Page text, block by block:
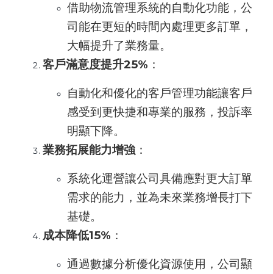
借助物流管理系統的自動化功能，公
司能在更短的時間內處理更多訂單，
大幅提升了業務量。
客戶滿意度提升25% ：
自動化和優化的客戶管理功能讓客戶
感受到更快捷和專業的服務，投訴率
明顯下降。
業務拓展能力增強 ：
系統化運營讓公司具備應對更大訂單
需求的能力，並為未來業務增長打下
基礎。
成本降低15% ：
通過數據分析優化資源使用，公司顯